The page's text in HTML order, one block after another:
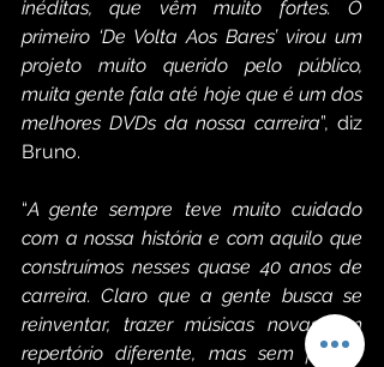
inéditas, que vêm muito fortes. O
primeiro ‘De Volta Aos Bares’ virou um
projeto muito querido pelo público,
muita gente fala até hoje que é um dos
melhores DVDs da nossa carreira”, diz
Bruno.
“A gente sempre teve muito cuidado
com a nossa história e com aquilo que
construímos nesses quase 40 anos de
carreira. Claro que a gente busca se
reinventar, trazer músicas novas, um
repertório diferente, mas sem perder